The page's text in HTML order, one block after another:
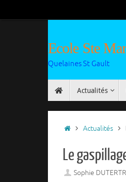
au
Ecole Ste
Quelaines St Gault
Actualités
Accueil
Actualités
Le
Sophie